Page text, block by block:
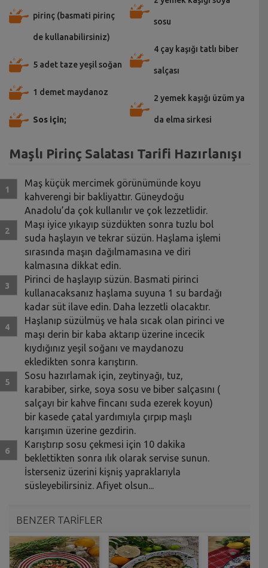
pirinç (basmati pirinç
de kullanabilirsiniz)
5 adet taze yeşil soğan
1 demet maydanoz
Sos için;
sosu
4 çay kaşığı tatlı biber
salçası
2 yemek kaşığı üzüm ya
da elma sirkesi
Maşlı Pirinç Salatası Tarifi Hazırlanışı
Maş küçük mercimek görünümünde koyu
kahverengi bir bakliyattır. Güneydoğu
Anadolu’da çok kullanılır ve çok lezzetlidir.
Maşı iyice yıkayıp süzdükten sonra tuzlu bol
suda haşlayın ve tekrar süzün. Haşlama işlemi
sırasında maşın dağılmamasına ve diri
kalmasına dikkat edin.
Pirinci de haşlayıp süzün. Basmati pirinci
kullanacaksanız haşlama suyuna 1 su bardağı
kadar süt ilave edin. Daha lezzetli olacaktır.
Haşlanıp süzülmüş ve hala sıcak olan pirinci ve
maşı derin bir kaba aktarıp üzerine incecik
kıydığınız yeşil soğanı ve maydanozu
ekledikten sonra karıştırın.
Sosu hazırlamak için, zeytinyağı, tuz,
karabiber, sirke, soya sosu ve biber salçasını (
salçayı bir kahve fincanı suda ezerek koyun)
bir kasede çatal yardımıyla çırpıp maşlı
karışımın üzerine gezdirin.
Karıştırıp sosu çekmesi için 10 dakika
beklettikten sonra ılık olarak servise sunun.
İsterseniz üzerini kişniş yapraklarıyla
süsleyebilirsiniz. Afiyet olsun...
BENZER TARİFLER